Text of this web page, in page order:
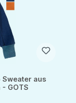
Sweater aus
GOTS